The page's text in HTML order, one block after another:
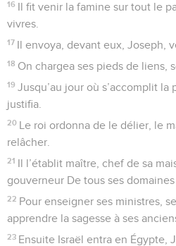
16 Il fit venir la famine sur tout le
vivres.
17 Il envoya, devant eux, Joseph,
18 On chargea ses pieds de liens,
19 Jusqu’au jour où s’accomplit
justifia.
20 Le roi ordonna de le délier, le
relâcher.
21 Il l’établit maître, chef de sa
gouverneur De tous ses domaines
22 Pour enseigner ses ministres,
apprendre la sagesse à ses
23 Ensuite Israël entra en Égypte,